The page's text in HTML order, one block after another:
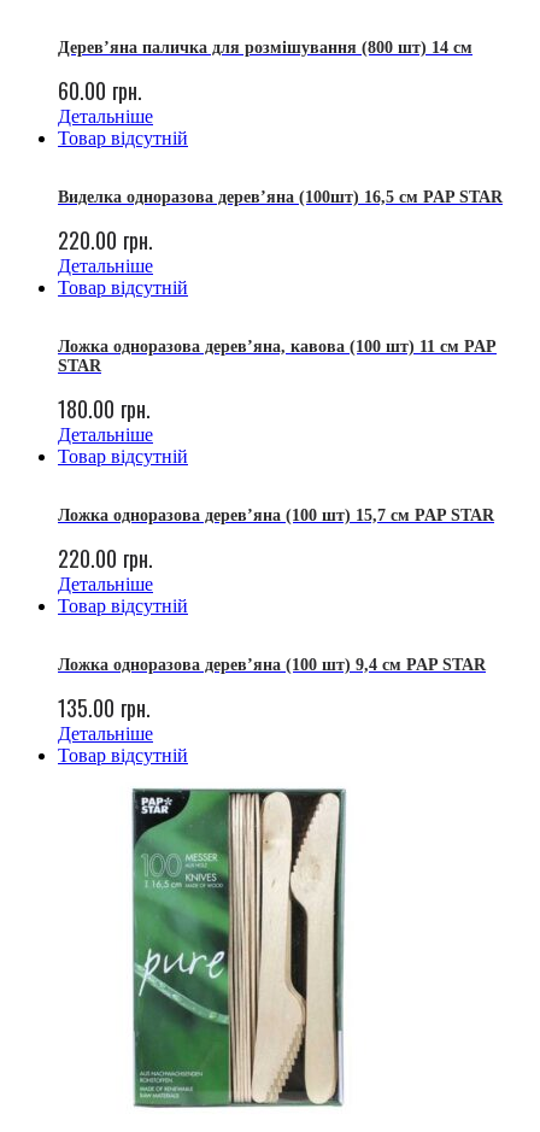
Дерев’яна паличка для розмішування (800 шт) 14 см
60.00 грн.
Детальніше
Товар відсутній
Виделка одноразова дерев’яна (100шт) 16,5 см PAP STAR
220.00 грн.
Детальніше
Товар відсутній
Ложка одноразова дерев’яна, кавова (100 шт) 11 см PAP
STAR
180.00 грн.
Детальніше
Товар відсутній
Ложка одноразова дерев’яна (100 шт) 15,7 см PAP STAR
220.00 грн.
Детальніше
Товар відсутній
Ложка одноразова дерев’яна (100 шт) 9,4 см PAP STAR
135.00 грн.
Детальніше
Товар відсутній